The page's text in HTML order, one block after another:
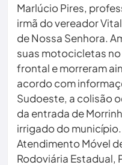
Marlúcio Pires,
irmã do vereador
de Nossa Senhora.
suas motocicletas
frontal e morreram
acordo com
Sudoeste, a colisão
da entrada de
irrigado do
Atendimento Móvel
Rodoviária Estadual,